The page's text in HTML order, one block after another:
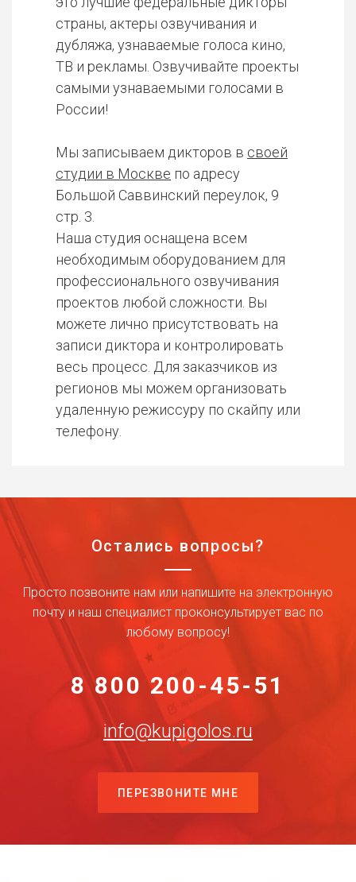
страны, актеры озвучивания и
дубляжа, узнаваемые голоса кино,
ТВ и рекламы. Озвучивайте проекты
самыми узнаваемыми голосами в
России!
Мы записываем дикторов в своей
студии в Москве по адресу
Большой Саввинский переулок, 9
стр. 3.
Наша студия оснащена всем
необходимым оборудованием для
профессионального озвучивания
проектов любой сложности. Вы
можете лично присутствовать на
записи диктора и контролировать
весь процесс. Для заказчиков из
регионов мы можем организовать
удаленную режиссуру по скайпу или
телефону.
Остались вопросы?
Просто позвоните нам или напишите на электронную
почту и наш специалист проконсультирует вас по
любому вопросу!
8 800 200-45-51
info@kupigolos.ru
ПЕРЕЗВОНИТЕ МНЕ